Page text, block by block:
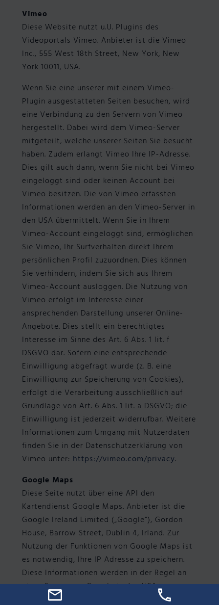
Vimeo
Diese Website nutzt u.U. Plugins des
Videoportals Vimeo. Anbieter ist die Vimeo
Inc., 555 West 18th Street, New York, New
York 10011, USA.
Wenn Sie eine unserer mit einem Vimeo-
Plugin ausgestatteten Seiten besuchen, wird
eine Verbindung zu den Servern von Vimeo
hergestellt. Dabei wird dem Vimeo-Server
mitgeteilt, welche unserer Seiten Sie besucht
haben. Zudem erlangt Vimeo Ihre IP-Adresse.
Dies gilt auch dann, wenn Sie nicht bei Vimeo
eingeloggt sind oder keinen Account bei
Vimeo besitzen. Die von Vimeo erfassten
Informationen werden an den Vimeo-Server in
den USA übermittelt. Wenn Sie in Ihrem
Vimeo-Account eingeloggt sind, ermöglichen
Sie Vimeo, Ihr Surfverhalten direkt Ihrem
persönlichen Profil zuzuordnen. Dies können
Sie verhindern, indem Sie sich aus Ihrem
Vimeo-Account ausloggen. Die Nutzung von
Vimeo erfolgt im Interesse einer
ansprechenden Darstellung unserer Online-
Angebote. Dies stellt ein berechtigtes
Interesse im Sinne des Art. 6 Abs. 1 lit. f
DSGVO dar. Sofern eine entsprechende
Einwilligung abgefragt wurde (z. B. eine
Einwilligung zur Speicherung von Cookies),
erfolgt die Verarbeitung ausschließlich auf
Grundlage von Art. 6 Abs. 1 lit. a DSGVO; die
Einwilligung ist jederzeit widerrufbar. Weitere
Informationen zum Umgang mit Nutzerdaten
finden Sie in der Datenschutzerklärung von
Vimeo unter: https://vimeo.com/privacy.
Google Maps
Diese Seite nutzt über eine API den
Kartendienst Google Maps. Anbieter ist die
Google Ireland Limited („Google“), Gordon
House, Barrow Street, Dublin 4, Irland. Zur
Nutzung der Funktionen von Google Maps ist
es notwendig, Ihre IP Adresse zu speichern.
Diese Informationen werden in der Regel an
einen Server von Google in den USA
übertragen und dort gespeichert. Der Anbieter